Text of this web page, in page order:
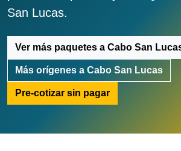
San Lucas.
Ver más paquetes a Cabo San
Más orígenes a Cabo San Lucas
Pre-cotizar sin pagar